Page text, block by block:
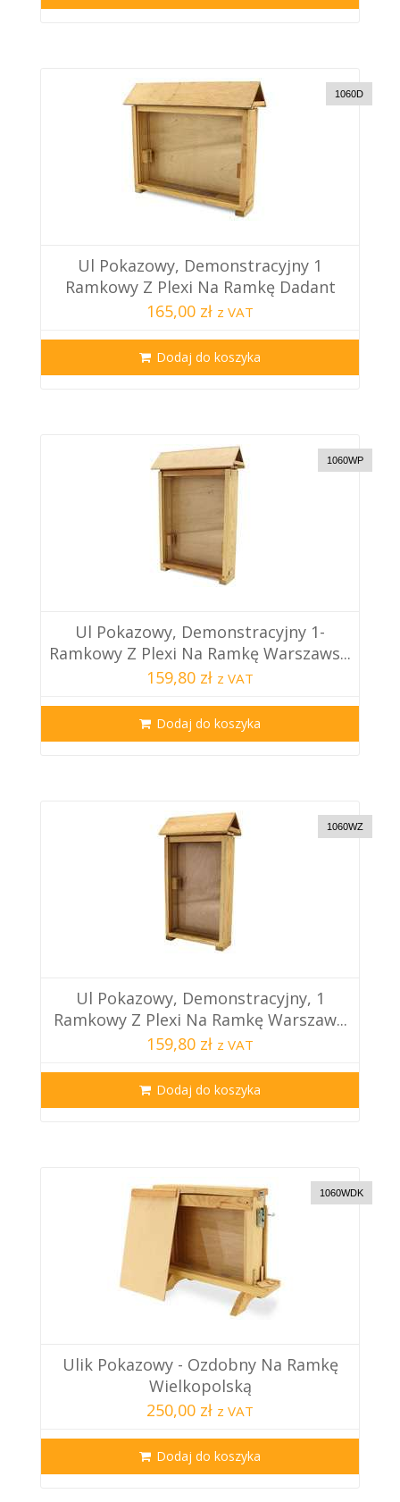
1060D
Ul Pokazowy, Demonstracyjny 1
Ramkowy Z Plexi Na Ramkę Dadant
165,00 zł z VAT
Dodaj do koszyka
1060WP
Ul Pokazowy, Demonstracyjny 1-
Ramkowy Z Plexi Na Ramkę Warszaws...
159,80 zł z VAT
Dodaj do koszyka
1060WZ
Ul Pokazowy, Demonstracyjny, 1
Ramkowy Z Plexi Na Ramkę Warszaw...
159,80 zł z VAT
Dodaj do koszyka
1060WDK
Ulik Pokazowy - Ozdobny Na Ramkę
Wielkopolską
250,00 zł z VAT
Dodaj do koszyka